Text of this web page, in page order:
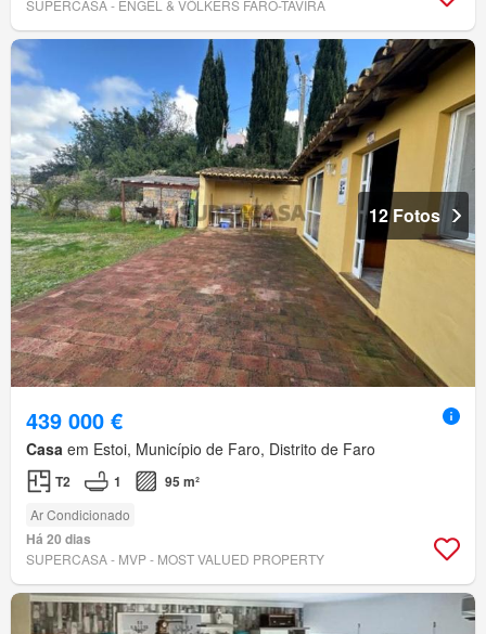
SUPERCASA - ENGEL & VÖLKERS FARO-TAVIRA
12 Fotos
439 000 €
Casa em Estoi, Município de Faro, Distrito de Faro
T2 1 95 m²
Ar Condicionado
Há 20 dias
SUPERCASA - MVP - MOST VALUED PROPERTY